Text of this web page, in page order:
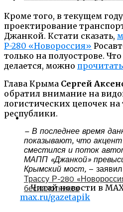
Кроме того, в текущем
проектирование
Джанкой. Кстати сказать,
Р-280 «Новороссия»
только на полуострове.
делается, можно прочитать
Глава Крыма Сергей
обратил внимание на
логистических цепочек
республики.
– В последнее время
показывают, что
сместился и поток
МАПП «Джанкой»
Крымский мост, – заявил
Читай новости в
max.ru/gazetapik
Трассу Р-280
беспилотников